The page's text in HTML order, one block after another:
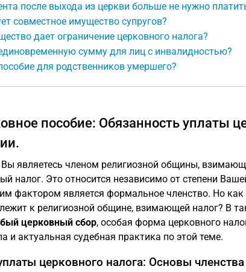
после выхода из церкви больше не нужно
совместное имущество супругов?
дает ограничение церковного налога?
сумму для лиц с инвалидностью?
для родственников умершего?
пособие: Обязанность уплаты
являетесь членом религиозной общины,
налог. Это относится независимо от степени
фактором является формальное членство. Но как
к религиозной общине, взимающей налог? В
церковный сбор, особая форма церковного
и актуальная судебная практика по этой теме.
церковного налога: Основы членства